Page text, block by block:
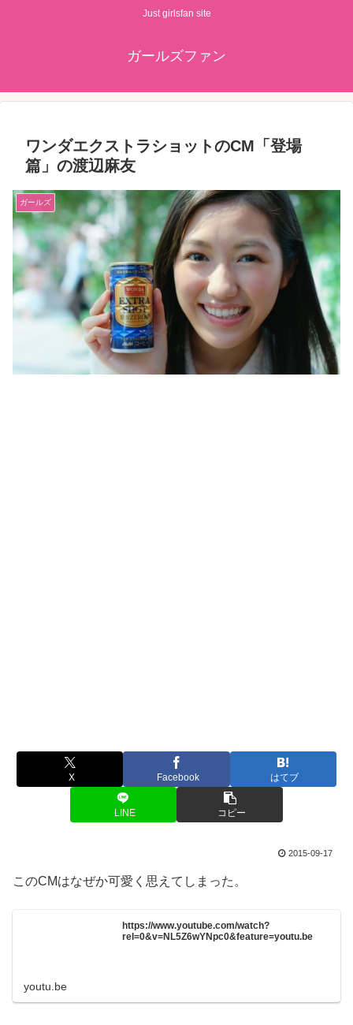
Just girlsfan site
ガールズファン
ワンダエクストラショットのCM「登場
篇」の渡辺麻友
ガールズ
X Facebook はてブ
LINE コピー
2015-09-17
このCMはなぜか可愛く思えてしまった。
https://www.youtube.com/watch?
rel=0&v=NL5Z6wYNpc0&feature=youtu.be
youtu.be